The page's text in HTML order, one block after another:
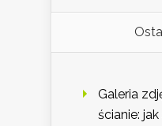
Galeria
ścianie: